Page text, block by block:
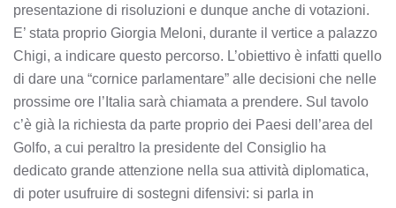
presentazione di risoluzioni e dunque anche di votazioni.
E’ stata proprio Giorgia Meloni, durante il vertice a palazzo
Chigi, a indicare questo percorso. L’obiettivo è infatti quello
di dare una “cornice parlamentare” alle decisioni che nelle
prossime ore l’Italia sarà chiamata a prendere. Sul tavolo
c’è già la richiesta da parte proprio dei Paesi dell’area del
Golfo, a cui peraltro la presidente del Consiglio ha
dedicato grande attenzione nella sua attività diplomatica,
di poter usufruire di sostegni difensivi: si parla in